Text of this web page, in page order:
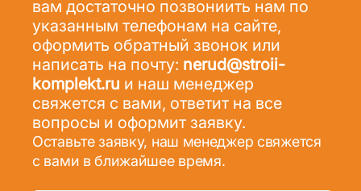
вам достаточно позвониить нам по
указанным телефонам на сайте,
оформить обратный звонок или
написать на почту: nerud@stroii-
komplekt.ru и наш менеджер
свяжется с вами, ответит на все
вопросы и оформит заявку.
Оставьте заявку, наш менеджер свяжется
с вами в ближайшее время.